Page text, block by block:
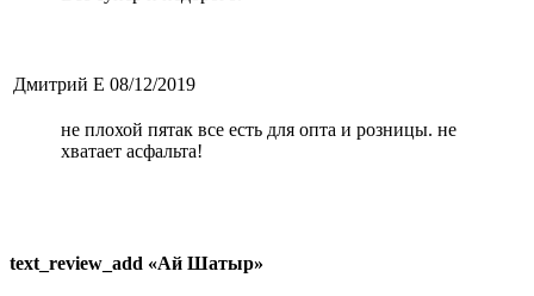
Дмитрий Е 08/12/2019
не плохой пятак все есть для опта и розницы. не
хватает асфальта!
text_review_add «Ай Шатыр»